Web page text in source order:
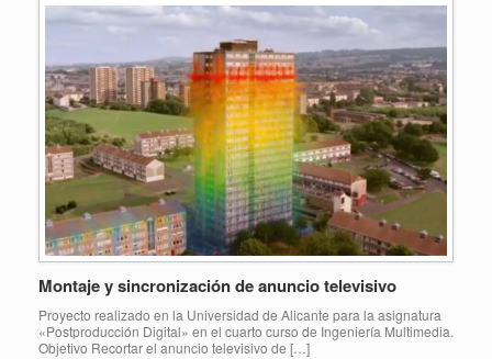
Montaje y sincronización de anuncio televisivo
Proyecto realizado en la Universidad de Alicante para la asignatura
«Postproducción Digital» en el cuarto curso de Ingeniería Multimedia.
Objetivo Recortar el anuncio televisivo de […]